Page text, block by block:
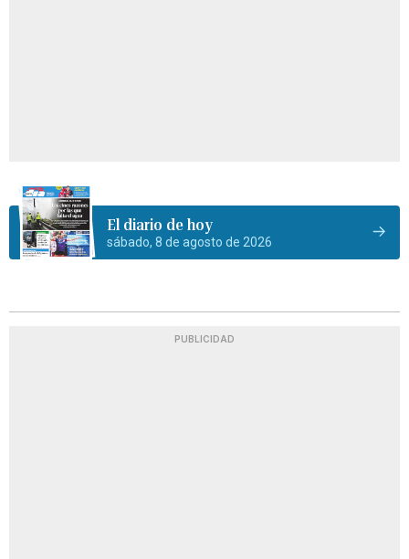
El diario de hoy
sábado, 8 de agosto de 2026
PUBLICIDAD